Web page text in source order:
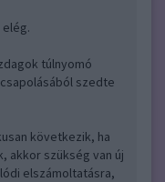
túlnyomó
szedte
következik, ha
akkor szükség van új
elszámoltatásra,